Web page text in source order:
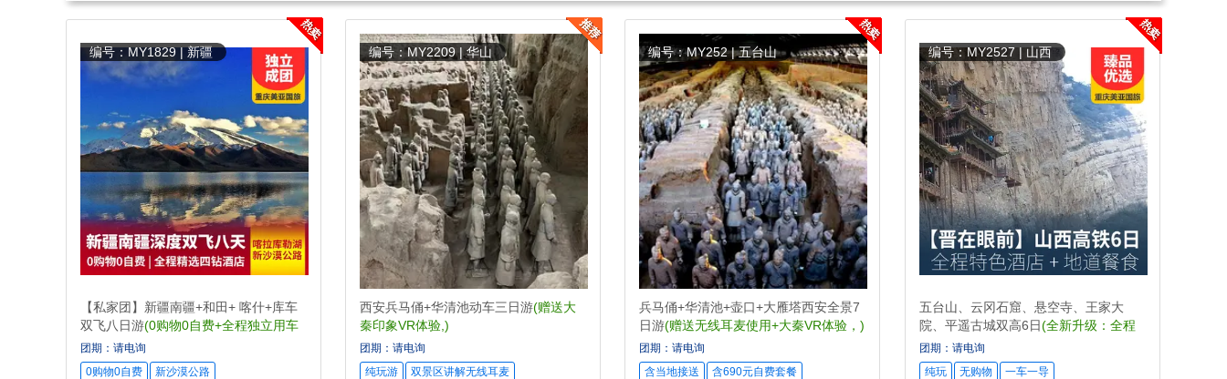
编号：MY1829 | 新疆
【私家团】新疆南疆+和田+ 喀什+库车
双飞八日游(0购物0自费+全程独立用车
+下单立减1000元/人)
团期：请电询
0购物0自费
新沙漠公路
编号：MY2209 | 华山
西安兵马俑+华清池动车三日游(赠送大
秦印象VR体验,)
团期：请电询
纯玩游
双景区讲解无线耳麦
编号：MY252 | 五台山
兵马俑+华清池+壶口+大雁塔西安全景7
日游(赠送无线耳麦使用+大秦VR体验，)
团期：请电询
含当地接送
含690元自费套餐
编号：MY2527 | 山西
五台山、云冈石窟、悬空寺、王家大
院、平遥古城双高6日(全新升级：全程
入住舒适型酒店、平遥升级一晚待评四
星民俗客栈！)
团期：请电询
纯玩
无购物 一车一导